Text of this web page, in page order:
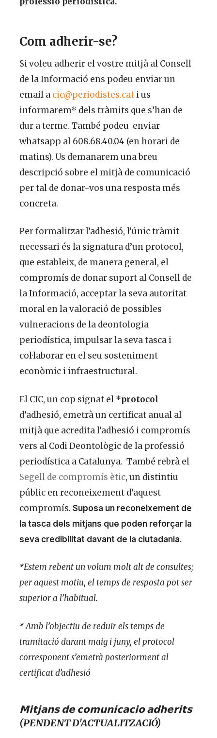
Com adherir-se?
Si voleu adherir el vostre mitjà al Consell
de la Informació ens podeu enviar un
email a cic@periodistes.cat i us
informarem* dels tràmits que s’han de
dur a terme. També podeu enviar
whatsapp al 608.68.40.04 (en horari de
matins). Us demanaremuna breu
descripció sobre el mitjà de comunicació
per tal de donar-vos una resposta més
concreta.
Per formalitzar l’adhesió, l’únic tràmit
necessari és la signatura d’un protocol,
que estableix, de manera general, el
compromís de donar suport al Consell de
la Informació, acceptar la seva autoritat
moral en la valoració de possibles
vulneracions de la deontologia
periodística, impulsar la seva tasca i
col·laborar en el seu sosteniment
econòmic i infraestructural.
El CIC, un cop signat el *protocol
d’adhesió, emetrà un certificat anual al
mitjà que acredita l’adhesió i compromís
vers al Codi Deontològic de la professió
periodística a Catalunya. També rebrà el
Segell de compromís ètic, un distintiu
públic en reconeixement d’aquest
compromís. Suposa un reconeixement de
la tasca dels mitjans que poden reforçar la
seva credibilitat davant de la ciutadania.
*Estem rebent un volum molt alt de consultes;
per aquest motiu, el temps de resposta pot ser
superior a l’habitual.
* Amb l’objectiu de reduir els temps de
tramitació durant maig i juny, el protocol
corresponent s’emetrà posteriorment al
certificat d’adhesió
𝗠𝗶𝘁𝗷𝗮𝗻𝘀 𝗱𝗲 𝗰𝗼𝗺𝘂𝗻𝗶𝗰𝗮𝗰𝗶𝗼 𝗮𝗱𝗵𝗲𝗿𝗶𝘁𝘀
(PENDENT D'ACTUALITZACIÓ)